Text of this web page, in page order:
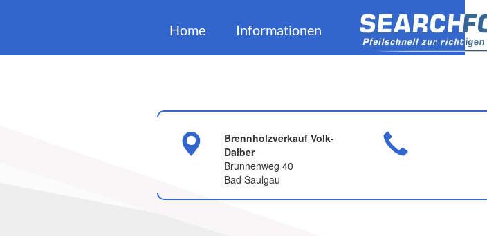
Home Informationen
Brennholzverkauf Volk-
Daiber
Brunnenweg 40
Bad Saulgau